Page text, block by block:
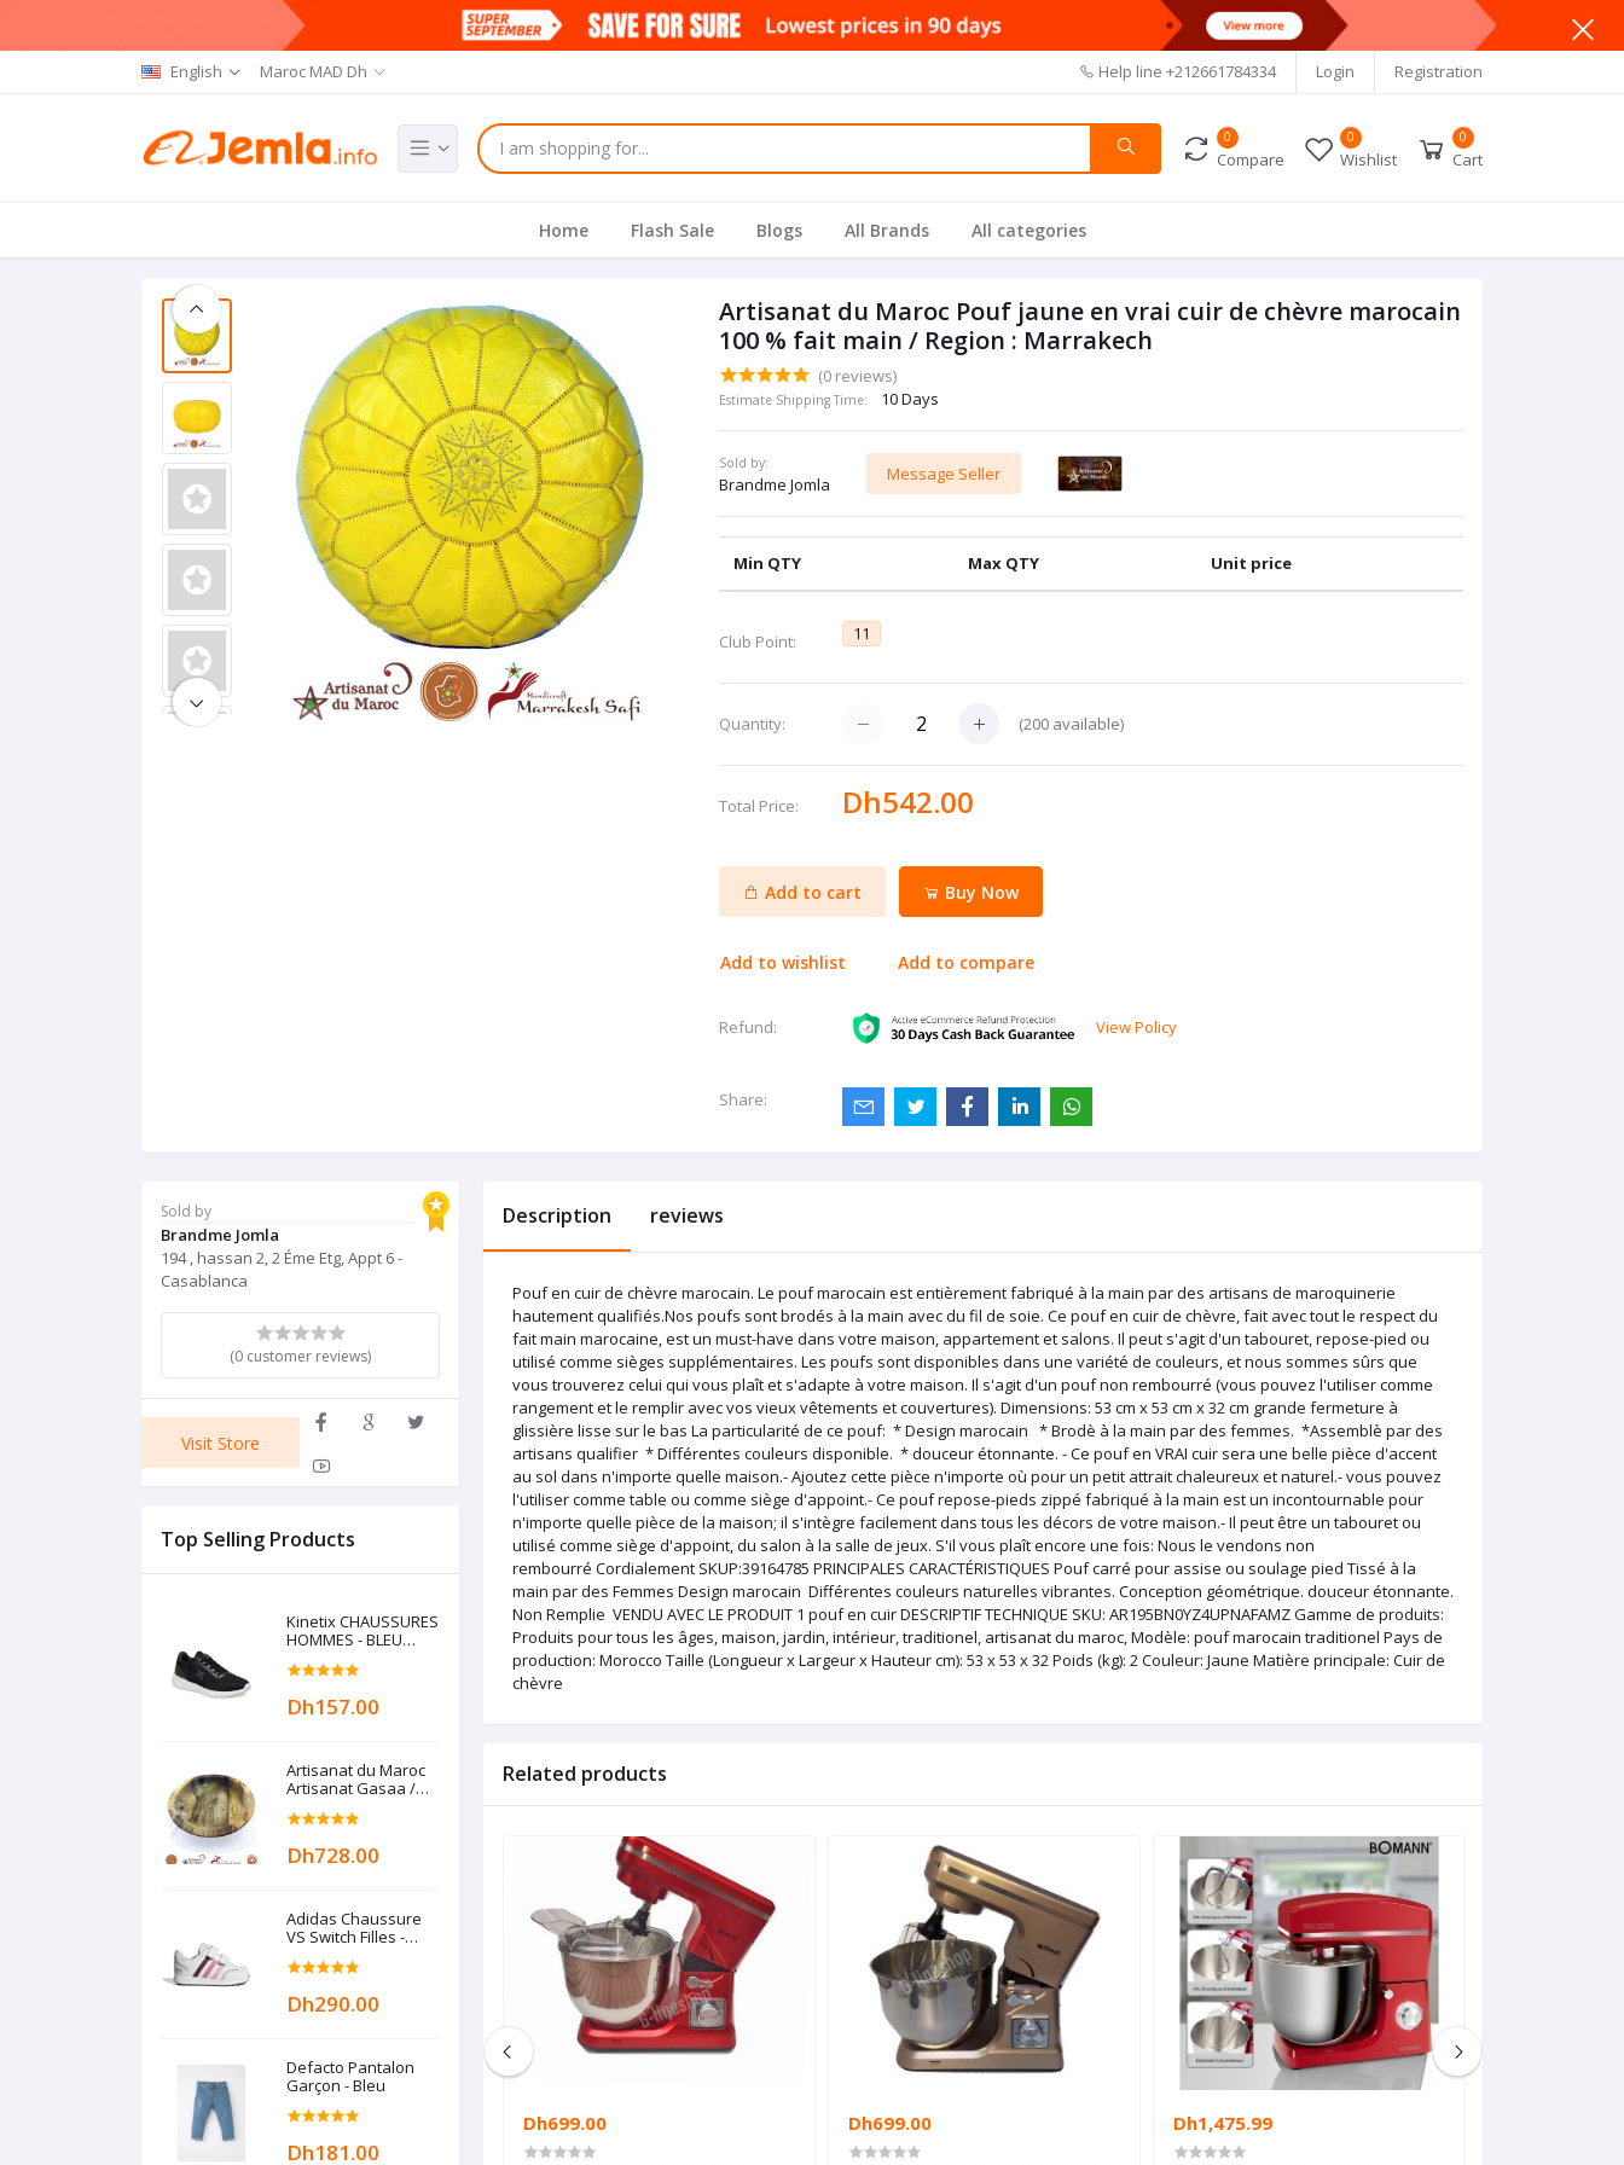
English Maroc MAD Dh Help line +212661784334 Login Registration
0
Compare
0
Wishlist
0
Cart
Home Flash Sale Blogs All Brands All categories
Artisanat du Maroc Pouf jaune en vrai cuir de chèvre marocain
100 % fait main / Region : Marrakech
(0 reviews)
Estimate Shipping Time: 10 Days
Sold by:
Brandme Jomla
Message Seller
Min QTY Max QTY Unit price
Club Point: 11
Quantity: (200 available)
Total Price: Dh542.00
Add to cart Buy Now
Add to wishlist Add to compare
Refund: View Policy
Share:
Sold by
Brandme Jomla
194 , hassan 2, 2 Éme Etg, Appt 6 -
Casablanca
(0 customer reviews)
Visit Store
Top Selling Products
Kinetix CHAUSSURES
HOMMES - BLEU
MARINE
Dh157.00
Artisanat du Maroc
Artisanat Gasaa /
Gas3a / Guesâa /
Plat à couscous en
Dh728.00
Adidas Chaussure
VS Switch Filles -
Crystal Blanc
Dh290.00
Defacto Pantalon
Garçon - Bleu
Dh181.00
Description reviews
Pouf en cuir de chèvre marocain. Le pouf marocain est entièrement fabriqué à la main par des artisans de maroquinerie
hautement qualifiés.Nos poufs sont brodés à la main avec du fil de soie. Ce pouf en cuir de chèvre, fait avec tout le respect du
fait main marocaine, est un must-have dans votre maison, appartement et salons. Il peut s'agit d'un tabouret, repose-pied ou
utilisé comme sièges supplémentaires. Les poufs sont disponibles dans une variété de couleurs, et nous sommes sûrs que
vous trouverez celui qui vous plaît et s'adapte à votre maison. Il s'agit d'un pouf non rembourré (vous pouvez l'utiliser comme
rangement et le remplir avec vos vieux vêtements et couvertures). Dimensions: 53 cm x 53 cm x 32 cm grande fermeture à
glissière lisse sur le bas La particularité de ce pouf: * Design marocain * Brodè à la main par des femmes. *Assemblè par des
artisans qualifier * Différentes couleurs disponible. * douceur étonnante. - Ce pouf en VRAI cuir sera une belle pièce d'accent
au sol dans n'importe quelle maison.- Ajoutez cette pièce n'importe où pour un petit attrait chaleureux et naturel.- vous pouvez
l'utiliser comme table ou comme siège d'appoint.- Ce pouf repose-pieds zippé fabriqué à la main est un incontournable pour
n'importe quelle pièce de la maison; il s'intègre facilement dans tous les décors de votre maison.- Il peut être un tabouret ou
utilisé comme siège d'appoint, du salon à la salle de jeux. S'il vous plaît encore une fois: Nous le vendons non
rembourré Cordialement SKUP:39164785 PRINCIPALES CARACTÉRISTIQUES Pouf carré pour assise ou soulage pied Tissé à la
main par des Femmes Design marocain Différentes couleurs naturelles vibrantes. Conception géométrique. douceur étonnante.
Non Remplie VENDU AVEC LE PRODUIT 1 pouf en cuir DESCRIPTIF TECHNIQUE SKU: AR195BN0YZ4UPNAFAMZ Gamme de produits:
Produits pour tous les âges, maison, jardin, intérieur, traditionel, artisanat du maroc, Modèle: pouf marocain traditionel Pays de
production: Morocco Taille (Longueur x Largeur x Hauteur cm): 53 x 53 x 32 Poids (kg): 2 Couleur: Jaune Matière principale: Cuir de
chèvre
Related products
Dh1,199.00 Dh699.00 Dh699.00 Dh1,475.99